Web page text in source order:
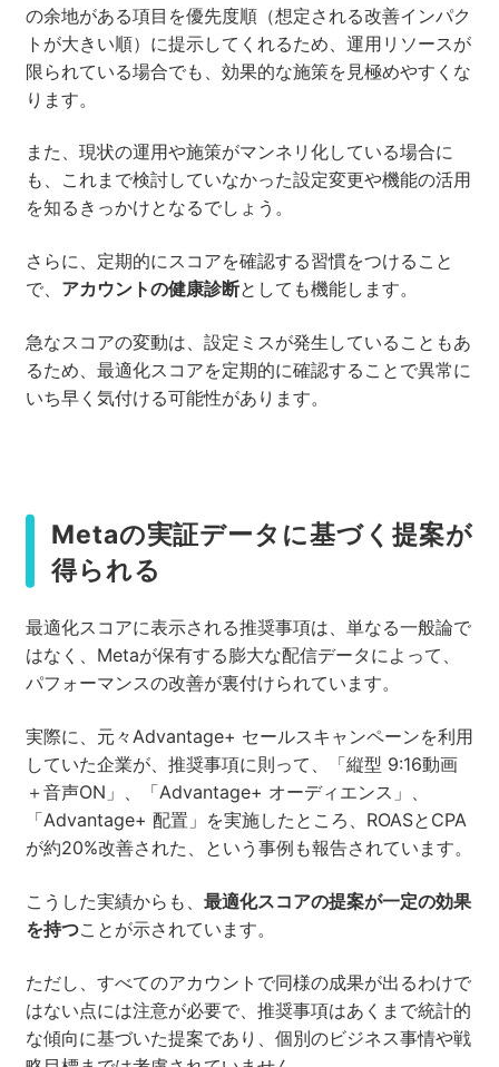
の余地がある項目を優先度順（想定される改善インパク
トが大きい順）に提示してくれるため、運用リソースが
限られている場合でも、効果的な施策を見極めやすくな
ります。
また、現状の運用や施策がマンネリ化している場合に
も、これまで検討していなかった設定変更や機能の活用
を知るきっかけとなるでしょう。
さらに、定期的にスコアを確認する習慣をつけること
で、 アカウントの健康診断としても機能します。
急なスコアの変動は、設定ミスが発生していることもあ
るため、最適化スコアを定期的に確認することで異常に
いち早く気付ける可能性があります。
Metaの実証データに基づく提案が
得られる
最適化スコアに表示される推奨事項は、単なる一般論で
はなく、Metaが保有する膨大な配信データによって、
パフォーマンスの改善が裏付けられています。
実際に、元々Advantage+ セールスキャンペーンを利用
していた企業が、推奨事項に則って、「縦型 9:16動画
＋音声ON」、「Advantage+ オーディエンス」、
「Advantage+ 配置」を実施したところ、ROASとCPA
が約20%改善された、という事例も報告されています。
こうした実績からも、 最適化スコアの提案が一定の効果
を持つことが示されています。
ただし、すべてのアカウントで同様の成果が出るわけで
はない点には注意が必要で、推奨事項はあくまで統計的
な傾向に基づいた提案であり、個別のビジネス事情や戦